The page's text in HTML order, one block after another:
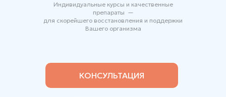
Индивидуальные курсы и качественные
препараты —
для скорейшего восстановления и поддержки
Вашего организма
КОНСУЛЬТАЦИЯ